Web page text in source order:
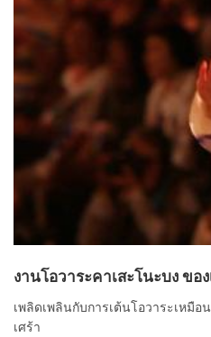
งานโอวาระคาเสะโนะบง ขอ
กำหนดการจัดงานในปี 2023
เพลิดเพลินกับการเต้นโอวาระเหมื
เศร้า